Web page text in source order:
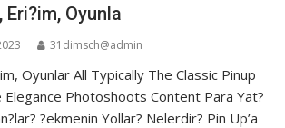
Oyunla
31dimsch@admin
Oyunlar All Typically The Classic Pinup
Elegance Photoshoots Content Para Yat?
?ekmenin Yollar? Nelerdir? Pin Up’a